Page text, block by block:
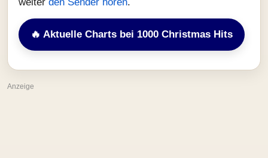
🔥 Aktuelle Charts bei 1000 Christmas Hits
Anzeige